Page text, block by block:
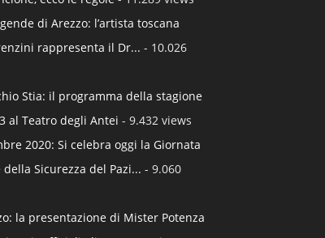
di Arezzo: l’artista toscana
rappresenta il Dr... - 10.026
Stia: il programma della stagione
al Teatro degli Antei - 9.432 views
2020: Si celebra oggi la Giornata
Sicurezza del Pazi... - 9.060
la presentazione di Mister Potenza